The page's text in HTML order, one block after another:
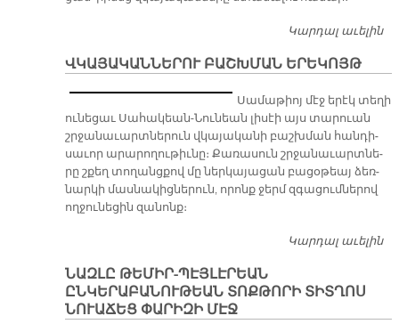
Կարդալ աւելին
ՎԿԱՅԱԿԱՆՆԵՐՈՒ ԲԱՇԽՄԱՆ ԵՐԵԿՈՅԹ
Սա­մա­թիոյ մէջ ե­րէկ տե­ղի
ու­նե­ցաւ Սա­հա­կեան-Նու­նեան լի­սէի այս տա­րուան
շրջա­նա­ւարտ­նե­րուն վկա­յա­կա­նի բաշխ­ման հան­դի­
սա­ւոր ա­րա­րո­ղու­թիւ­նը։ Քա­ռա­սուն շրջա­նա­ւարտ­նե­
րը շքեղ տո­ղանց­քով մը ներ­կա­յա­ցան բա­ցօ­թեայ ձեռ­
նար­կի մաս­նա­կից­նե­րուն, ո­րոնք ջերմ զգա­ցում­նե­րով
ող­ջու­նե­ցին զա­նոնք։
Կարդալ աւելին
ՆԱԶԼԸ ԹԵՄԻՐ-ՊԷՅԼԷՐԵԱՆ
ԸՆԿԵՐԱԲԱՆՈՒԹԵԱՆ ՏՈՔԹՈՐԻ ՏԻՏՂՈՍ
ՆՈՒԱՃԵՑ ՓԱՐԻԶԻ ՄԷՋ